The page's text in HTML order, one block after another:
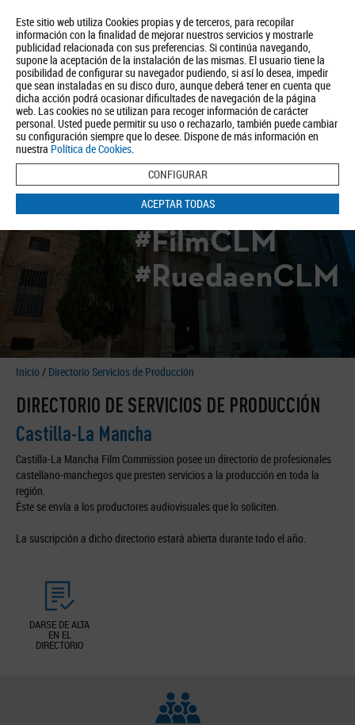
Este sitio web utiliza Cookies propias y de terceros, para recopilar
información con la finalidad de mejorar nuestros servicios y mostrarle
publicidad relacionada con sus preferencias. Si continúa navegando,
supone la aceptación de la instalación de las mismas. El usuario tiene la
posibilidad de configurar su navegador pudiendo, si así lo desea, impedir
que sean instaladas en su disco duro, aunque deberá tener en cuenta que
dicha acción podrá ocasionar dificultades de navegación de la página
web. Las cookies no se utilizan para recoger información de carácter
personal. Usted puede permitir su uso o rechazarlo, también puede cambiar
su configuración siempre que lo desee. Dispone de más información en
nuestra Política de Cookies.
CONFIGURAR
ACEPTAR TODAS
Quiénes somos Turismo Política de Privacidad Aviso Legal
Política de Cookies
BUSCAR
#FilmCLM
#RuedaenCLM
Inicio / Directorio Servicios de Producción
DIRECTORIO DE SERVICIOS DE PRODUCCIÓN
Castilla-La Mancha
Castilla-La Mancha Film Commission posee un directorio de profesionales
castellano-manchegos que presten servicios a la producción en toda la
región.
Éste se envía a los productores audiovisuales que lo soliciten.
La suscripción a dicho directorio estará abierta durante todo el año.
DARSE DE ALTA
EN EL
DIRECTORIO